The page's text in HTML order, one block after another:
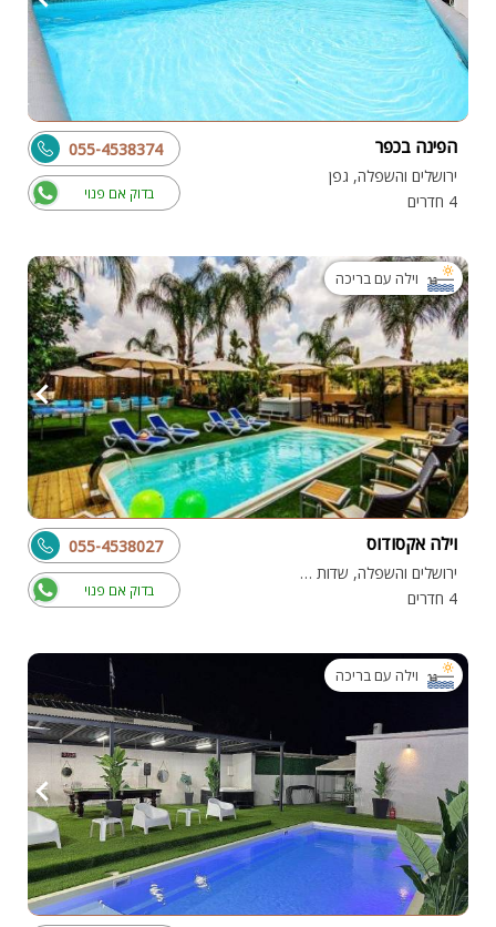
הפינה בכפר
ירושלים והשפלה, גפן
4 חדרים
בדוק אם פנוי
055-4538374
וילה עם בריכה
וילה אקסודוס
ירושלים והשפלה, שדות מיכה
4 חדרים
בדוק אם פנוי
055-4538027
וילה עם בריכה